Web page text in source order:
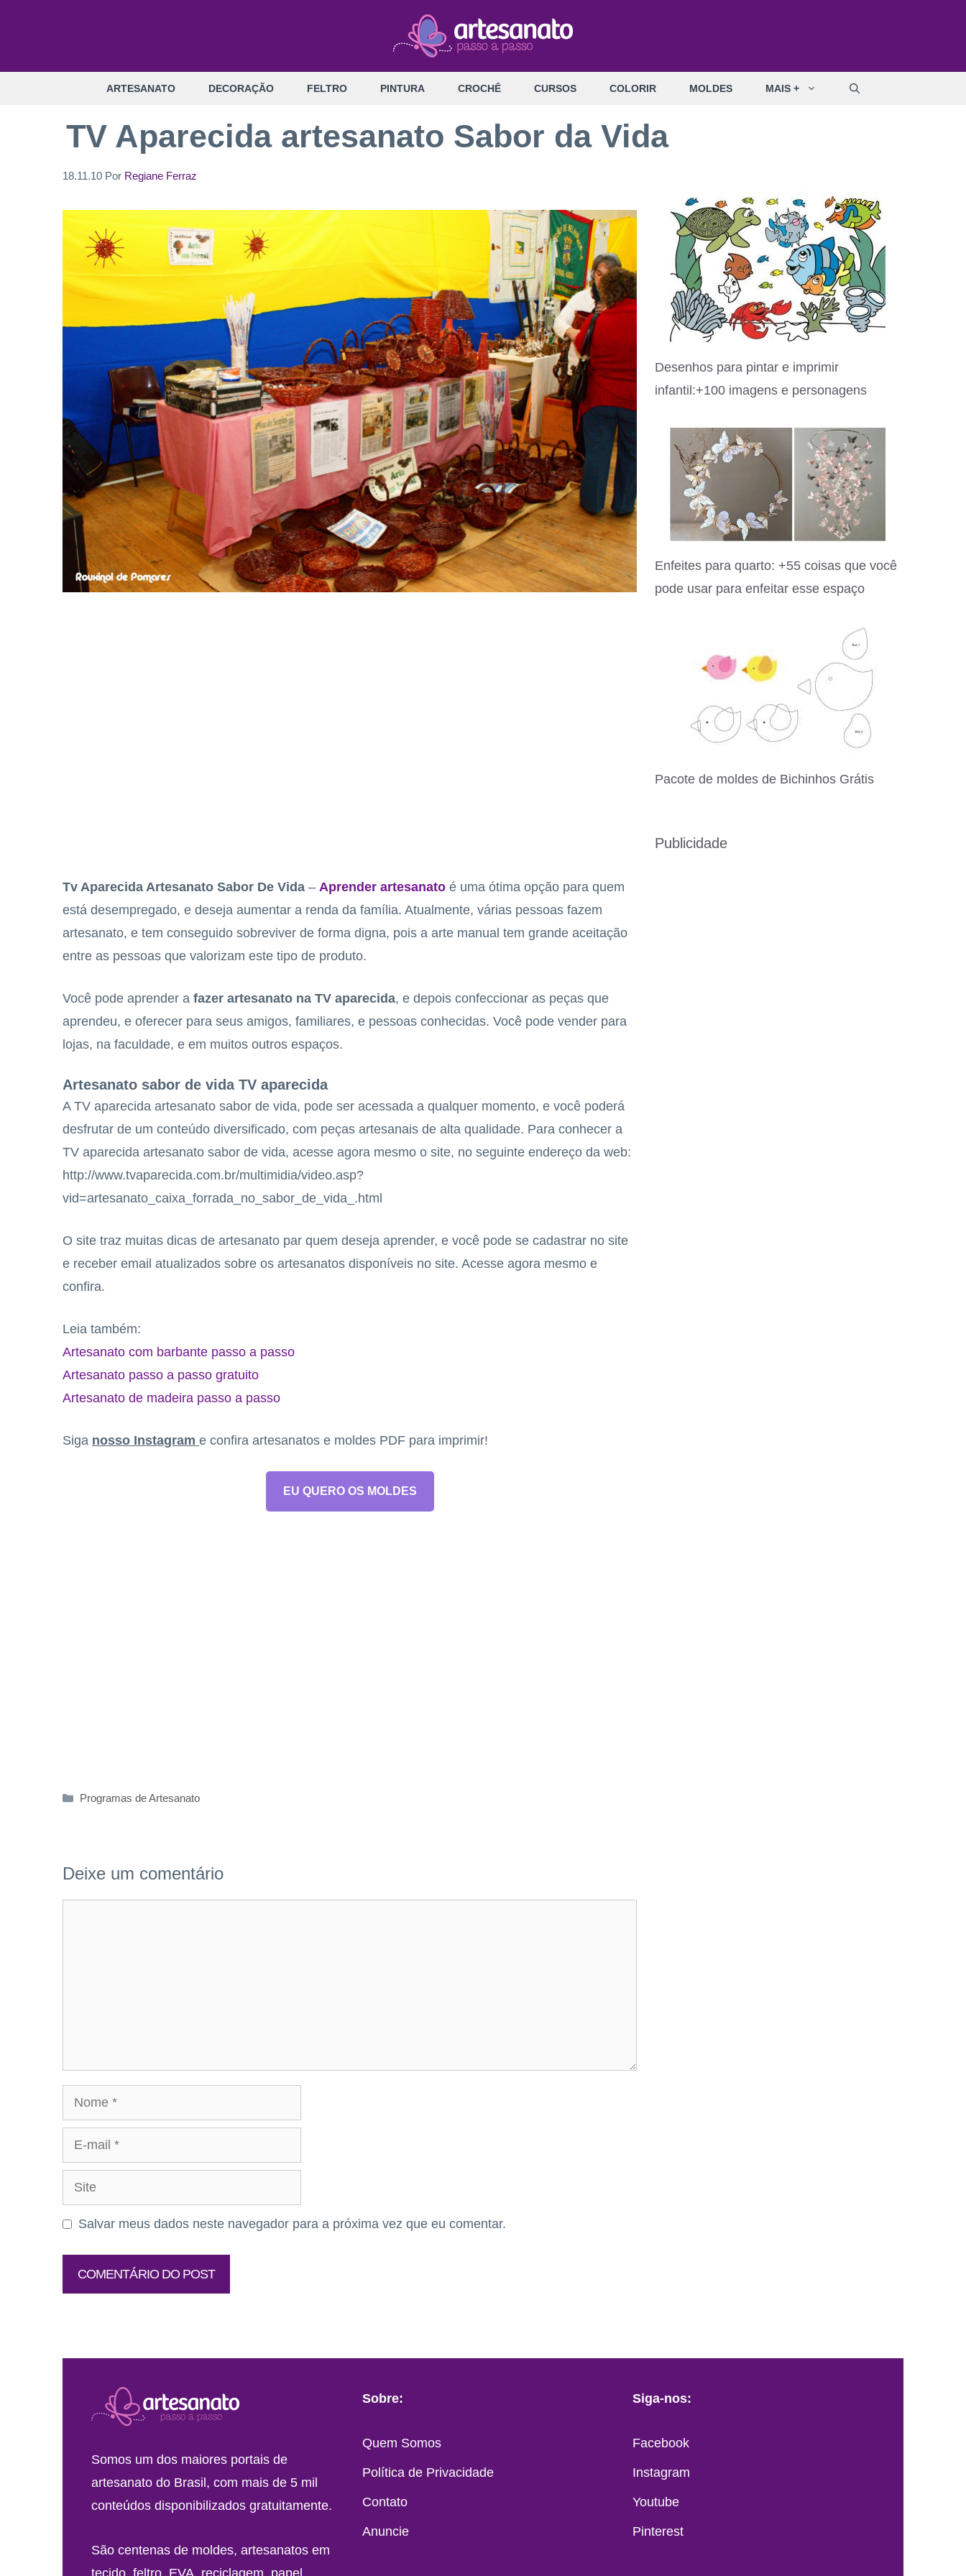
ARTESANATO DECORAÇÃO FELTRO PINTURA CROCHÊ CURSOS COLORIR MOLDES MAIS +
TV Aparecida artesanato Sabor da Vida
18.11.10 Por Regiane Ferraz
Tv Aparecida Artesanato Sabor De Vida – Aprender artesanato é uma ótima opção para quem
está desempregado, e deseja aumentar a renda da família. Atualmente, várias pessoas fazem
artesanato, e tem conseguido sobreviver de forma digna, pois a arte manual tem grande aceitação
entre as pessoas que valorizam este tipo de produto.
Você pode aprender a fazer artesanato na TV aparecida, e depois confeccionar as peças que
aprendeu, e oferecer para seus amigos, familiares, e pessoas conhecidas. Você pode vender para
lojas, na faculdade, e em muitos outros espaços.
Artesanato sabor de vida TV aparecida
A TV aparecida artesanato sabor de vida, pode ser acessada a qualquer momento, e você poderá
desfrutar de um conteúdo diversificado, com peças artesanais de alta qualidade. Para conhecer a
TV aparecida artesanato sabor de vida, acesse agora mesmo o site, no seguinte endereço da web:
http://www.tvaparecida.com.br/multimidia/video.asp?
vid=artesanato_caixa_forrada_no_sabor_de_vida_.html
O site traz muitas dicas de artesanato par quem deseja aprender, e você pode se cadastrar no site
e receber email atualizados sobre os artesanatos disponíveis no site. Acesse agora mesmo e
confira.
Leia também:
Artesanato com barbante passo a passo
Artesanato passo a passo gratuito
Artesanato de madeira passo a passo
Siga nosso Instagram e confira artesanatos e moldes PDF para imprimir!
EU QUERO OS MOLDES
Categorias
Programas de Artesanato
Deixe um comentário
Nome
mail
Site
Salvar meus dados neste navegador para a próxima vez que eu comentar.
Desenhos para pintar e imprimir
infantil:+100 imagens e personagens
Enfeites para quarto: +55 coisas que você
pode usar para enfeitar esse espaço
Pacote de moldes de Bichinhos Grátis
Publicidade
Somos um dos maiores portais de
artesanato do Brasil, com mais de 5 mil
conteúdos disponibilizados gratuitamente.
São centenas de moldes, artesanatos em
Sobre:
Quem Somos
Política de Privacidade
Contato
Anuncie
Siga-nos:
Facebook
Instagram
Youtube
Pinterest